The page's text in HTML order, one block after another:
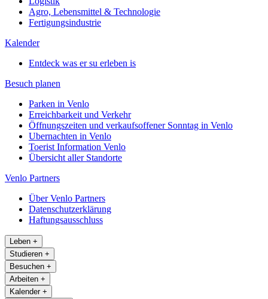
Agro, Lebensmittel & Technologie
Fertigungsindustrie
Kalender
Entdeck was er su erleben is
Besuch planen
Parken in Venlo
Erreichbarkeit und Verkehr
Öffnungszeiten und verkaufsoffener Sonntag in Venlo
Ubernachten in Venlo
Toerist Information Venlo
Übersicht aller Standorte
Venlo Partners
Über Venlo Partners
Datenschutzerklärung
Haftungsausschluss
Leben +
Studieren +
Besuchen +
Arbeiten +
Kalender +